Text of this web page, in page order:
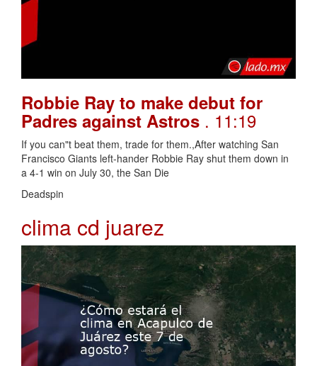
Robbie Ray to make debut for
Padres against Astros . 11:19
If you can"t beat them, trade for them.,After watching San
Francisco Giants left-hander Robbie Ray shut them down in
a 4-1 win on July 30, the San Die
Deadspin
clima cd juarez